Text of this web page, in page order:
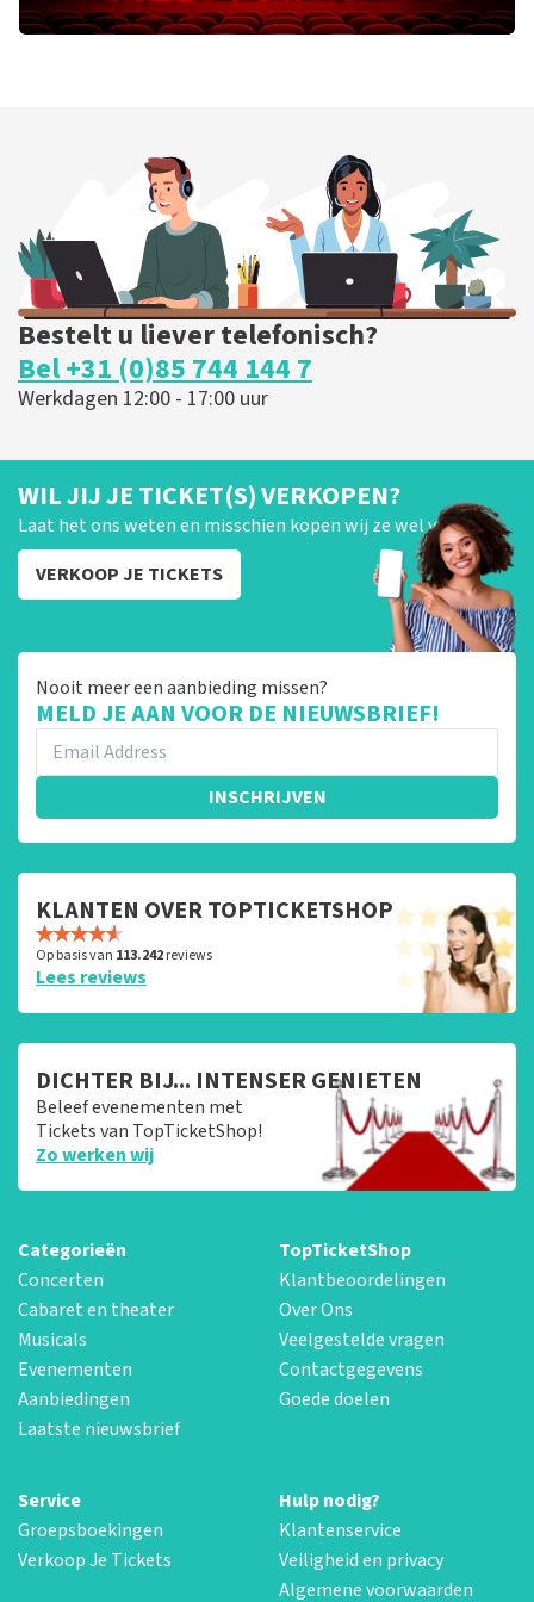
Hasselt, Belgie
KOOP TICKETS
Bestelt u liever telefonisch?
Bel +31 (0)85 744 144 7
Werkdagen 12:00 - 17:00 uur
WIL JIJ JE TICKET(S) VERKOPEN?
Laat het ons weten en misschien kopen wij ze wel van je!
VERKOOP JE TICKETS
Nooit meer een aanbieding missen?
MELD JE AAN VOOR DE NIEUWSBRIEF!
INSCHRIJVEN
KLANTEN OVER TOPTICKETSHOP
Op basis van 113.242reviews
Lees reviews
DICHTER BIJ... INTENSER GENIETEN
Beleef evenementen met
Tickets van TopTicketShop!
Zo werken wij
Categorieën
Concerten
Cabaret en theater
Musicals
Evenementen
Aanbiedingen
Laatste nieuwsbrief
TopTicketShop
Klantbeoordelingen
Over Ons
Veelgestelde vragen
Contactgegevens
Goede doelen
Service
Groepsboekingen
Verkoop Je Tickets
Hulp nodig?
Klantenservice
Veiligheid en privacy
Algemene voorwaarden